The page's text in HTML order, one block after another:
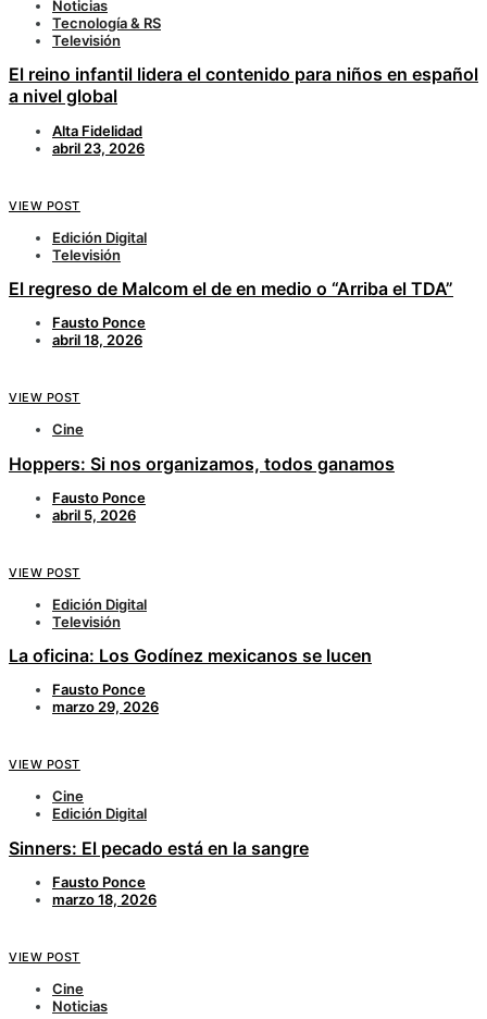
Noticias
Tecnología & RS
Televisión
El reino infantil lidera el contenido para niños en español
a nivel global
Alta Fidelidad
abril 23, 2026
VIEW POST
Edición Digital
Televisión
El regreso de Malcom el de en medio o “Arriba el TDA”
Fausto Ponce
abril 18, 2026
VIEW POST
Cine
Hoppers: Si nos organizamos, todos ganamos
Fausto Ponce
abril 5, 2026
VIEW POST
Edición Digital
Televisión
La oficina: Los Godínez mexicanos se lucen
Fausto Ponce
marzo 29, 2026
VIEW POST
Cine
Edición Digital
Sinners: El pecado está en la sangre
Fausto Ponce
marzo 18, 2026
VIEW POST
Cine
Noticias